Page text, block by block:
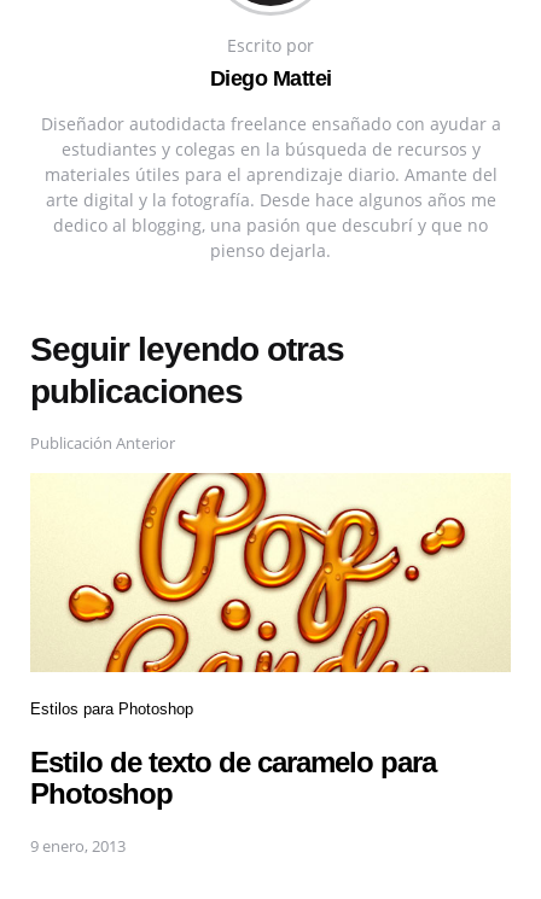
Escrito por
Diego Mattei
Diseñador autodidacta freelance ensañado con ayudar a
estudiantes y colegas en la búsqueda de recursos y
materiales útiles para el aprendizaje diario. Amante del
arte digital y la fotografía. Desde hace algunos años me
dedico al blogging, una pasión que descubrí y que no
pienso dejarla.
Seguir leyendo otras
publicaciones
Publicación Anterior
Estilos para Photoshop
Estilo de texto de caramelo para
Photoshop
9 enero, 2013